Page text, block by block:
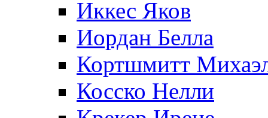
Иккес Яков
Иордан Белла
Кортшмитт
Косско Нелли